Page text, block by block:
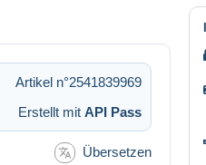
Artikel n°2541839969
Erstellt mit API Pass
Übersetzen